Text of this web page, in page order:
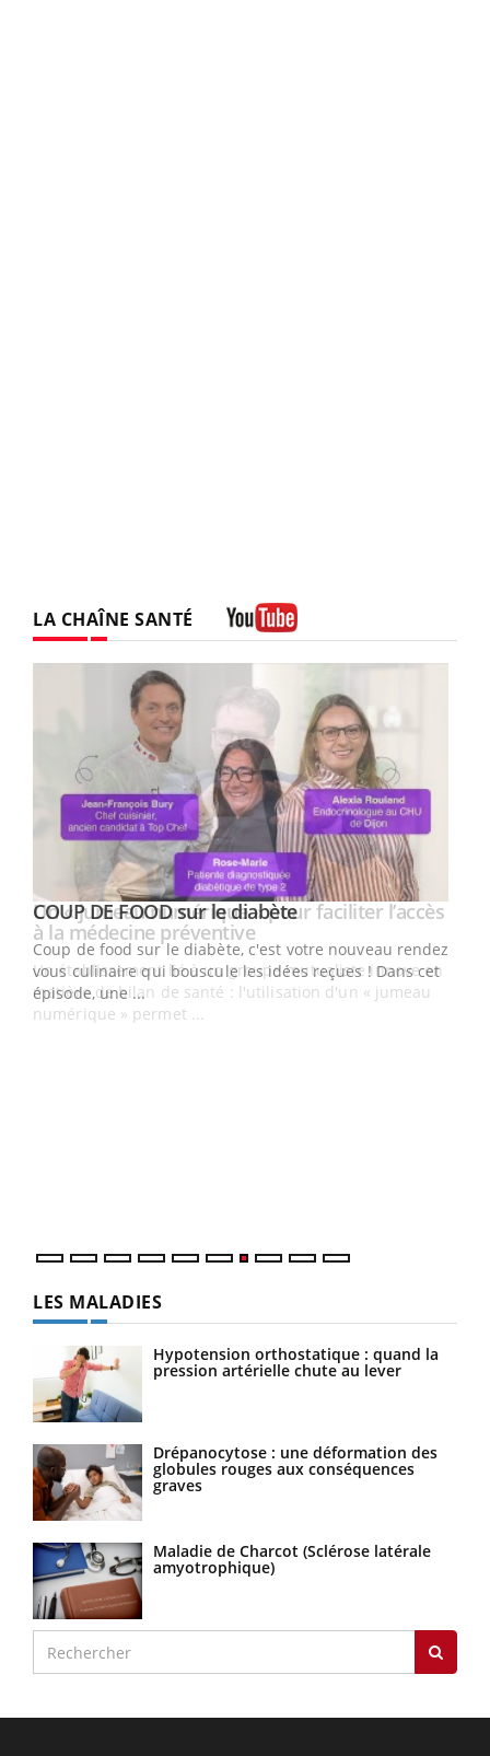
LA CHAÎNE SANTÉ
Youtube
COUP DE FOOD sur le diabèteYoutube
Coup de food sur le diabète, c'est votre nouveau rendez-
vous culinaire qui bouscule les idées reçues ! Dans cet
épisode, une ...
LES MALADIES
Hypotension orthostatique : quand la
pression artérielle chute au lever
Drépanocytose : une déformation des
globules rouges aux conséquences
graves
Maladie de Charcot (Sclérose latérale
amyotrophique)